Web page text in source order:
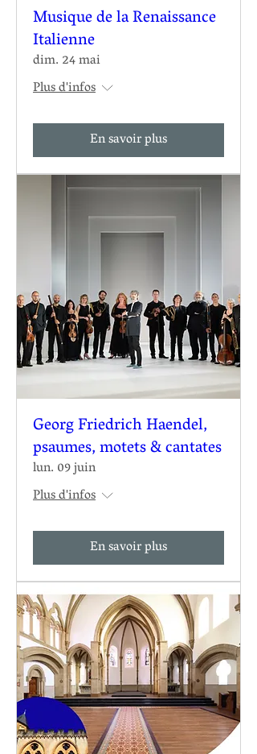
Musique de la Renaissance
Italienne
dim. 24 mai
Plus d'infos
En savoir plus
Georg Friedrich Haendel,
psaumes, motets & cantates
lun. 09 juin
Plus d'infos
En savoir plus